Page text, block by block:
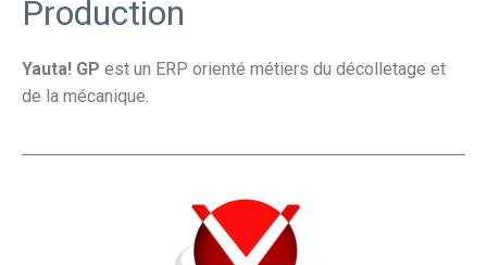
Production
Yauta! GP est un ERP orienté métiers du décolletage et
de la mécanique.